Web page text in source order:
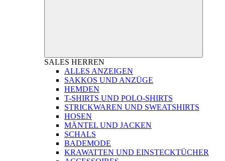
SALES HERREN
ALLES ANZEIGEN
SAKKOS UND ANZÜGE
HEMDEN
T-SHIRTS UND POLO-SHIRTS
STRICKWAREN UND SWEATSHIRTS
HOSEN
MÄNTEL UND JACKEN
SCHALS
BADEMODE
KRAWATTEN UND EINSTECKTÜCHER